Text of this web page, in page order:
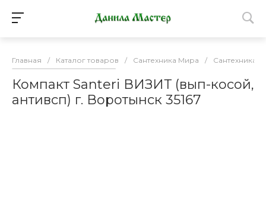
Главная / Каталог товаров / Сантехника Мира / Сантехника
Компакт Santeri ВИЗИТ (вып-косой,
антивсп) г. Воротынск 35167